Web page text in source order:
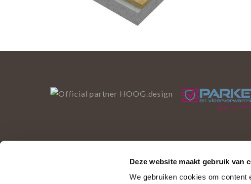
Deze website maakt gebruik van
We gebruiken cookies om
Deze website gebruikt